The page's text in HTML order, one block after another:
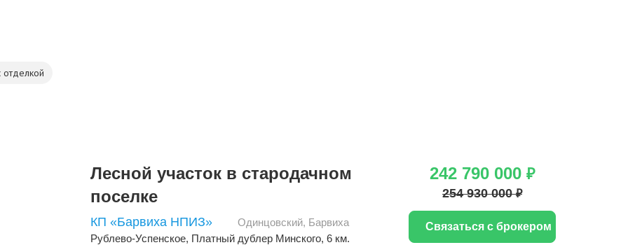
отделкой
Лесной участок в стародачном
поселке
КП «Барвиха НПИЗ» Одинцовский, Барвиха
Рублево-Успенское, Платный дублер Минского, 6 км.
242 790 000 ₽
254 930 000 ₽
Связаться с брокером